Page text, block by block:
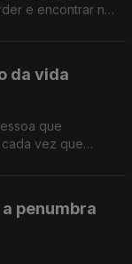
e encontrar nos
da vida
que
vez que
penumbra